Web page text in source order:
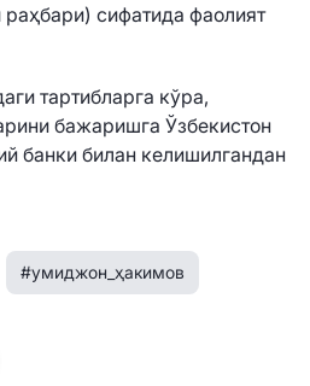
сифатида фаолият
тартибларга кўра,
бажаришга Ўзбекистон
банки билан келишилгандан
#умиджон_ҳакимов